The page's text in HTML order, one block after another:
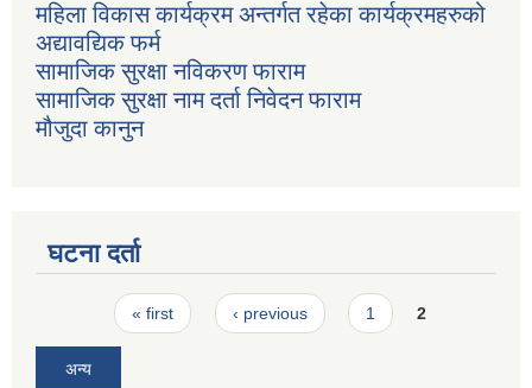
महिला विकास कार्यक्रम अन्तर्गत रहेका कार्यक्रमहरुको
अद्यावद्यिक फर्म
सामाजिक सुरक्षा नविकरण फाराम
सामाजिक सुरक्षा नाम दर्ता निवेदन फाराम
मौजुदा कानुन
घटना दर्ता
Pages« first ‹ previous 1 2
अन्य